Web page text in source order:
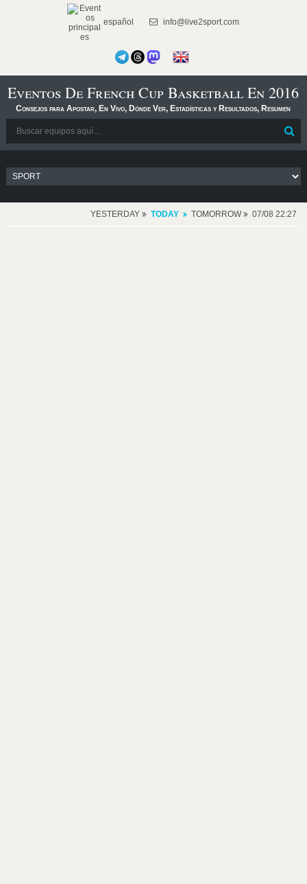
español info@live2sport.com
Eventos De French Cup Basketball En 2016
Consejos para Apostar, En Vivo, Dónde Ver, Estadísticas y Resultados, Resumen
YESTERDAY TODAY TOMORROW 07/08 22:27